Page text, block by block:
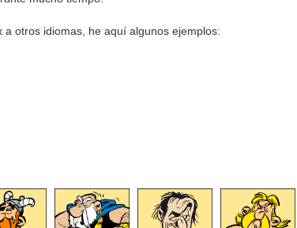
otros idiomas, he aquí algunos ejemplos: